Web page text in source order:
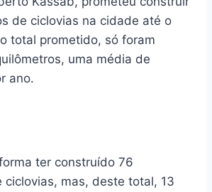
de ciclovias na cidade até o
total prometido, só foram
uma média de
ano.
ter construído 76
ciclovias, mas, deste total, 13